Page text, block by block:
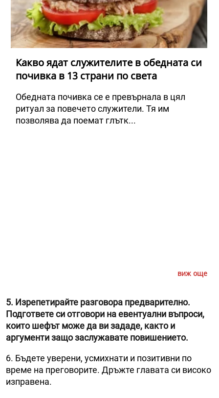
Какво ядат служителите в обедната си
почивка в 13 страни по света
Обедната почивка се е превърнала в цял
ритуал за повечето служители. Тя им
позволява да поемат глътк...
виж още
5. Изрепетирайте разговора предварително.
Подгответе си отговори на евентуални въпроси,
които шефът може да ви зададе, както и
аргументи защо заслужавате повишението.
6. Бъдете уверени, усмихнати и позитивни по
време на преговорите. Дръжте главата си високо
изправена.